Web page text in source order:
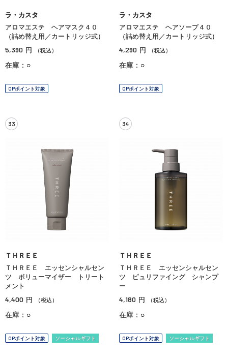
ラ・カスタ
アロマエステ ヘアマスク４０
（詰め替え用／カートリッジ式）
5,390 円 （税込）
在庫：○
OPポイント対象
ラ・カスタ
アロマエステ ヘアソープ４０
（詰め替え用／カートリッジ式）
4,290 円 （税込）
在庫：○
OPポイント対象
33
ＴＨＲＥＥ
ＴＨＲＥＥ エッセンシャルセン
ツ ボリューマイザー トリート
メント
4,400 円 （税込）
在庫：○
OPポイント対象 ソーシャルギフト
34
ＴＨＲＥＥ
ＴＨＲＥＥ エッセンシャルセン
ツ ピュリファイング シャンプ
ー
4,180 円 （税込）
在庫：○
OPポイント対象 ソーシャルギフト